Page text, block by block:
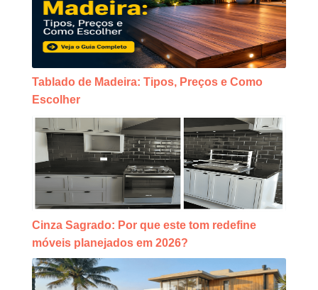
Tablado de Madeira: Tipos, Preços e Como
Escolher
Cinza Sagrado: Por que este tom redefine
móveis planejados em 2026?